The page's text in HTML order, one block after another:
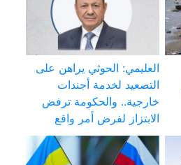
العليمي: الحوثي يراهن على
التصعيد لخدمة أجندات
خارجية.. والحكومة ترفض
الابتزاز لفرض أمر واقع